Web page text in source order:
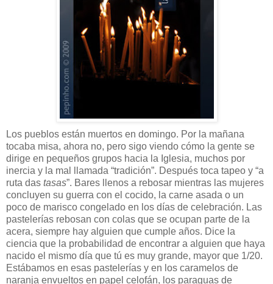
Los pueblos están muertos en domingo. Por la mañana
tocaba misa, ahora no, pero sigo viendo cómo la gente se
dirige en pequeños grupos hacia la Iglesia, muchos por
inercia y la mal llamada “tradición”. Después toca tapeo y “a
ruta das tasas”. Bares llenos a rebosar mientras las mujeres
concluyen su guerra con el cocido, la carne asada o un
poco de marisco congelado en los días de celebración. Las
pastelerías rebosan con colas que se ocupan parte de la
acera, siempre hay alguien que cumple años. Dice la
ciencia que la probabilidad de encontrar a alguien que haya
nacido el mismo día que tú es muy grande, mayor que 1/20.
Estábamos en esas pastelerías y en los caramelos de
naranja envueltos en papel celofán, los paraguas de